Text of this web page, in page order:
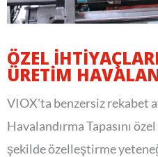
ÖZEL
ÜRETIM
VIOX'ta benzersiz rekabet
Havalandırma Tapasını
şekilde özelleştirme